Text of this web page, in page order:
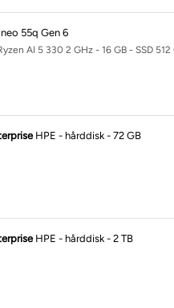
55q Gen 6
AI 5 330 2 GHz - 16 GB - SSD 512
HPE - hårddisk - 72 GB
HPE - hårddisk - 2 TB